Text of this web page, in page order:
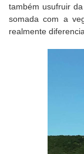
também usufruir
somada com a
realmente